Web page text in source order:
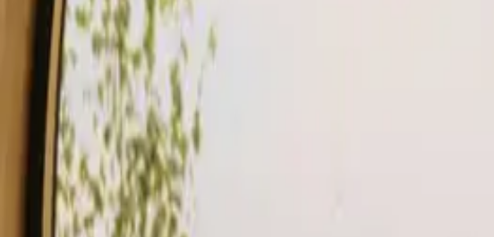
Koop een bon.Word verhuurder